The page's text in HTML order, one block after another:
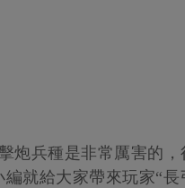
炮兵種是非常厲害的
就給大家帶來玩家“